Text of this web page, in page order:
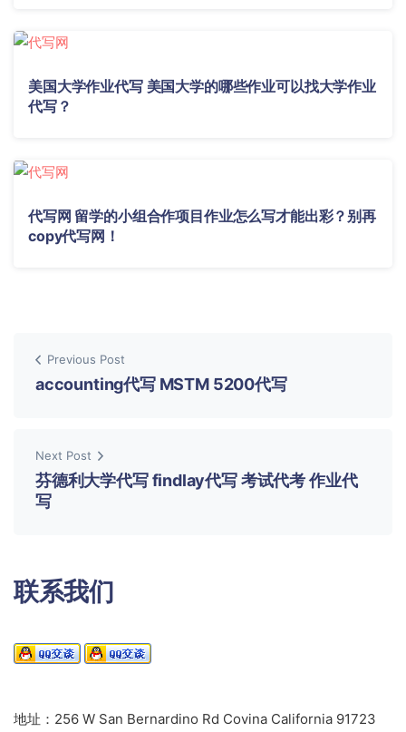
美国大学作业代写 美国大学的哪些作业可以找大学作业
代写？
代写网 留学的小组合作项目作业怎么写才能出彩？别再
copy代写网！
Previous Post
accounting代写 MSTM 5200代写
Next Post
芬德利大学代写 findlay代写 考试代考 作业代
写
联系我们
地址：256 W San Bernardino Rd Covina California 91723